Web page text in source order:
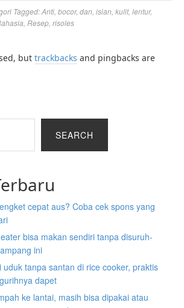
Tagged:Anti bocor, dan isian kulit, lentur,
Resep risoles
but trackbacks and pingbacks are
SEARCH
cepat aus? Coba cek spons yang
bisa makan sendiri tanpa disuruh-
ini
tanpa santan di rice cooker, praktis
dapet
ke lantai, masih bisa dipakai atau